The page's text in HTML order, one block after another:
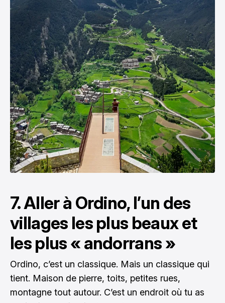
7. Aller à Ordino, l’un des
villages les plus beaux et
les plus « andorrans »
Ordino, c’est un classique. Mais un classique qui
tient. Maison de pierre, toits, petites rues,
montagne tout autour. C’est un endroit où tu as